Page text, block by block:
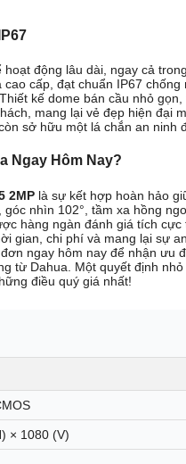
động lâu dài, ngay cả
cấp, đạt chuẩn IP67
kế dome bán cầu nhỏ
mang lại vẻ đẹp hiện đại
sở hữu một lá chắn an ninh
Ngay Hôm Nay?
2MP là sự kết hợp hoàn hảo
nhìn 102°, tầm xa hồng
hàng ngàn đánh giá tích
gian, chi phí và mang lại sự
ngay hôm nay để nhận ưu
từ Dahua. Một quyết định
điều quý giá nhất!
× 1080 (V)